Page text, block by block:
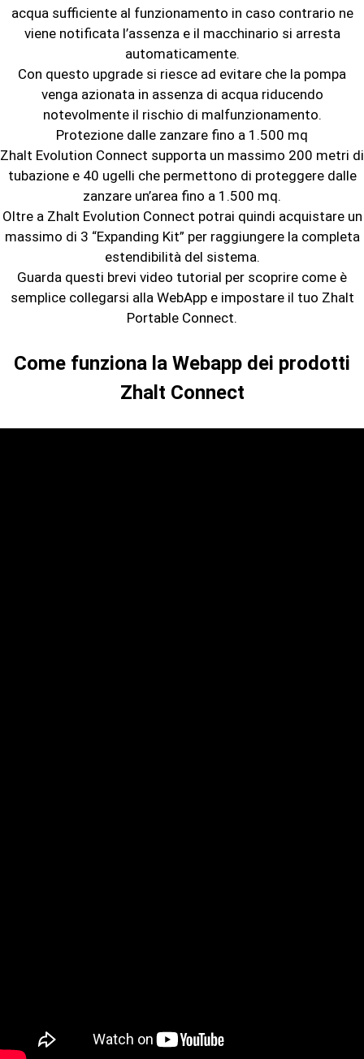
acqua sufficiente al funzionamento in caso contrario ne
viene notificata l’assenza e il macchinario si arresta
automaticamente.
Con questo upgrade si riesce ad evitare che la pompa
venga azionata in assenza di acqua riducendo
notevolmente il rischio di malfunzionamento.
Protezione dalle zanzare fino a 1.500 mq
Zhalt Evolution Connect supporta un massimo 200 metri di
tubazione e 40 ugelli che permettono di proteggere dalle
zanzare un’area fino a 1.500 mq.
Oltre a Zhalt Evolution Connect potrai quindi acquistare un
massimo di 3 “Expanding Kit” per raggiungere la completa
estendibilità del sistema.
Guarda questi brevi video tutorial per scoprire come è
semplice collegarsi alla WebApp e impostare il tuo Zhalt
Portable Connect.
Come funziona la Webapp dei prodotti
Zhalt Connect